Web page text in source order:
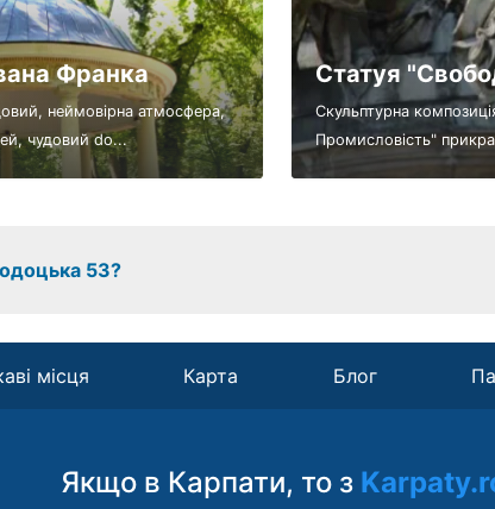
Франка
неймовірна атмосфера,
чудовий do...
Статуя
Скульптурна
Промисловість"
53?
місця Карта Блог
Якщо в Карпати, то з